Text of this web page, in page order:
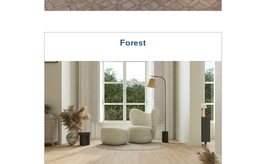
Forest